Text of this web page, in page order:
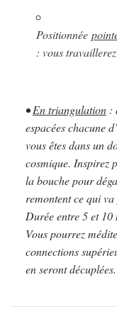
Positionnée
: vous
•En triangulation:
espacées chacune
vous êtes dans un
cosmique. Inspirez
la bouche pour
remontent ce qui
Durée entre 5 et 10
Vous pourrez
connections
en seront décuplées.